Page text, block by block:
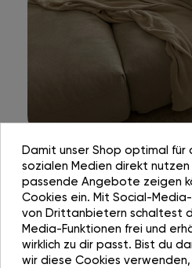
Damit unser Shop optimal für
sozialen Medien direkt nutzen
passende Angebote zeigen
Cookies ein. Mit Social-
von Drittanbietern schaltest
Media-Funktionen frei und
wirklich zu dir passt. Bist du
wir diese Cookies verwenden,